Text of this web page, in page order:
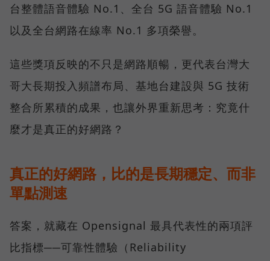
台整體語音體驗 No.1、全台 5G 語音體驗 No.1
以及全台網路在線率 No.1 多項榮譽。
這些獎項反映的不只是網路順暢，更代表台灣大
哥大長期投入頻譜布局、基地台建設與 5G 技術
整合所累積的成果，也讓外界重新思考：究竟什
麼才是真正的好網路？
真正的好網路，比的是長期穩定、而非
單點測速
答案，就藏在 Opensignal 最具代表性的兩項評
比指標──可靠性體驗（Reliability